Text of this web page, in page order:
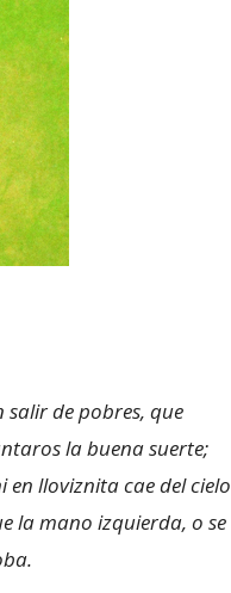
de pobres, que
la buena suerte;
lloviznita cae del cielo
la mano izquierda, o se